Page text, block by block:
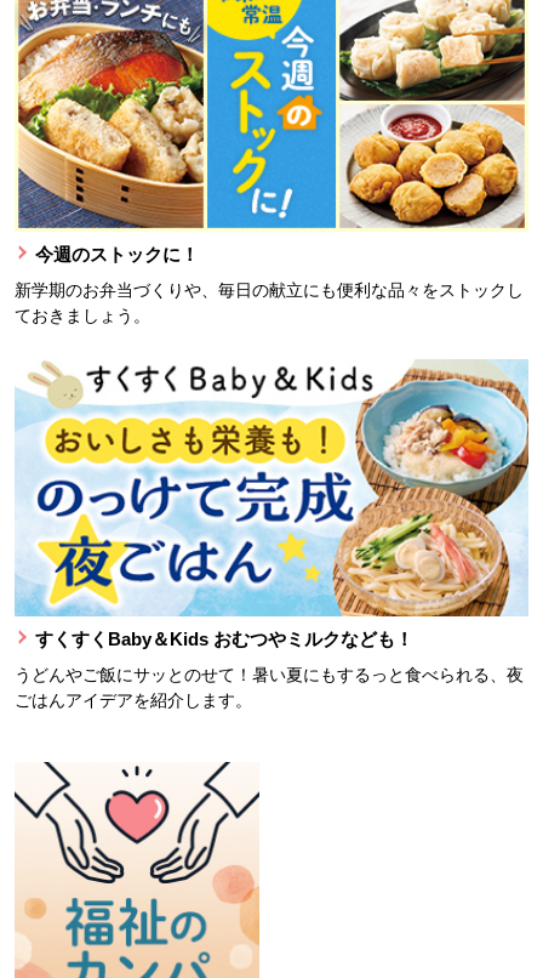
今週のストックに！
新学期のお弁当づくりや、毎日の献立にも便利な品々をストックし
ておきましょう。
すくすくBaby＆Kids おむつやミルクなども！
うどんやご飯にサッとのせて！暑い夏にもするっと食べられる、夜
ごはんアイデアを紹介します。